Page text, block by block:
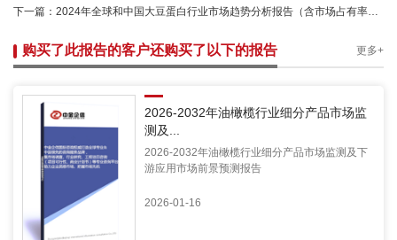
下一篇： 2024年全球和中国大豆蛋白行业市场趋势分析报告（含市场占有率及排名与供需分析）-中金企信发布
购买了此报告的客户还购买了以下的报告 更多+
2026-2032年油橄榄行业细分产品市场监
测及...
2026-2032年油橄榄行业细分产品市场监测及下
游应用市场前景预测报告
2026-01-16